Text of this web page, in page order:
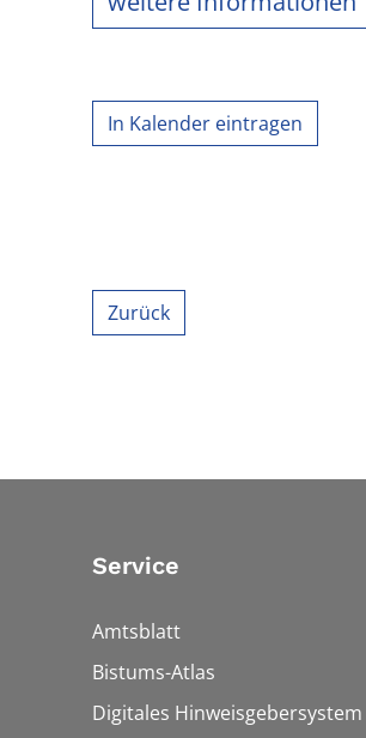
In Kalender eintragen
Zurück
Service
Amtsblatt
Bistums-Atlas
Digitales Hinweisgebersystem